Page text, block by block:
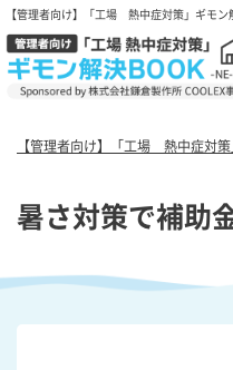
【管理者向け】「工場 熱中症対策」ギモ
【管理者向け】「工場 熱中症対
暑さ対策で補助